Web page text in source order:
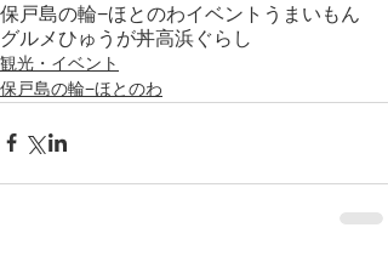
保戸島の輪−ほとのわイベント うまいもん
グルメ ひゅうが丼高浜ぐらし
観光・イベント
保戸島の輪−ほとのわ